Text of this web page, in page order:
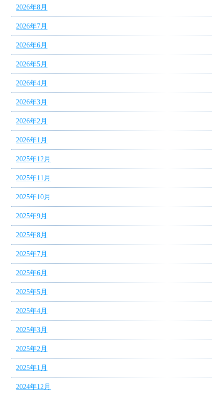
2026年8月
2026年7月
2026年6月
2026年5月
2026年4月
2026年3月
2026年2月
2026年1月
2025年12月
2025年11月
2025年10月
2025年9月
2025年8月
2025年7月
2025年6月
2025年5月
2025年4月
2025年3月
2025年2月
2025年1月
2024年12月